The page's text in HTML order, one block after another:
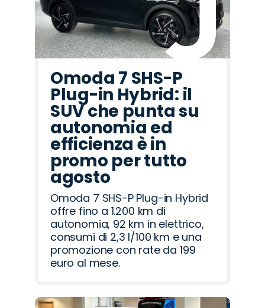
Omoda 7 SHS-P
Plug-in Hybrid: il
SUV che punta su
autonomia ed
efficienza è in
promo per tutto
agosto
Omoda 7 SHS-P Plug-in Hybrid
offre fino a 1.200 km di
autonomia, 92 km in elettrico,
consumi di 2,3 l/100 km e una
promozione con rate da 199
euro al mese.